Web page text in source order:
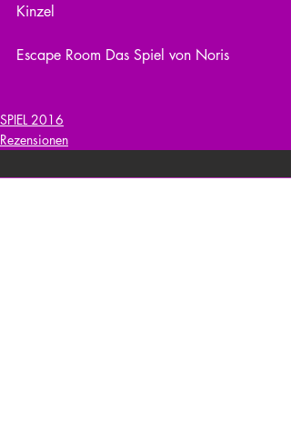
Kinzel
Escape Room Das Spiel von Noris
SPIEL 2016
Rezensionen